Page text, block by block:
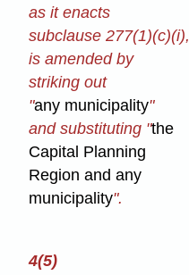
as it enacts
subclause 277(1)⁠(c)⁠(i),
is amended by
striking out
"any municipality"
and substituting "the
Capital Planning
Region and any
municipality".
4(5)